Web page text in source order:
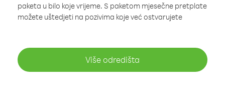
paketa u bilo koje vrijeme. S paketom mjesečne pretplate
možete uštedjeti na pozivima koje već ostvarujete
Više odredišta